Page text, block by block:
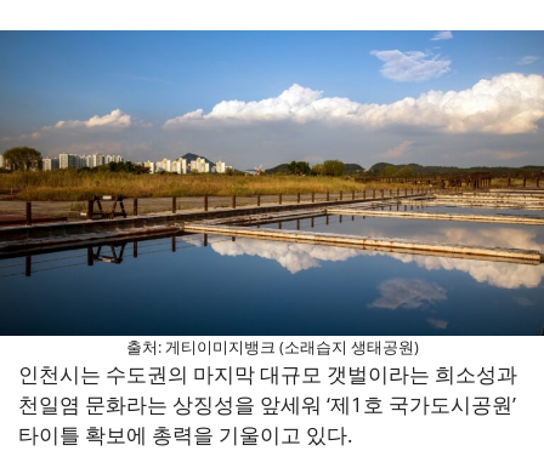
출처: 게티이미지뱅크 (소래습지 생태공원)
인천시는 수도권의 마지막 대규모 갯벌이라는 희소성과
천일염 문화라는 상징성을 앞세워 ‘제1호 국가도시공원’
타이틀 확보에 총력을 기울이고 있다.